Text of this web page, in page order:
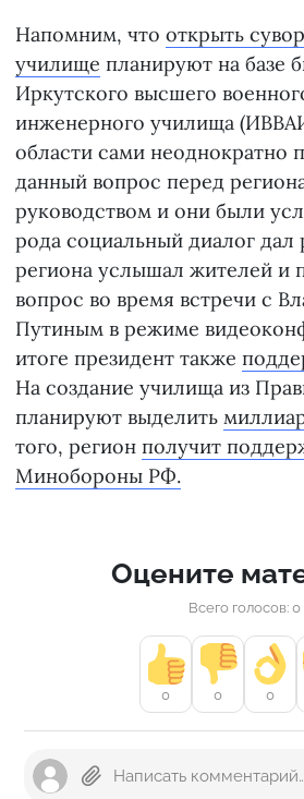
Напомним, что открыть
училище планируют на базе
Иркутского высшего
инженерного училища
области сами неоднократно
данный вопрос перед
руководством и они были
рода социальный диалог дал
региона услышал жителей и
вопрос во время встречи с
Путиным в режиме
итоге президент также
На создание училища из
планируют выделить
того, регион получит
Минобороны РФ.
Оцените
Всего голосов: 0
0 0 0